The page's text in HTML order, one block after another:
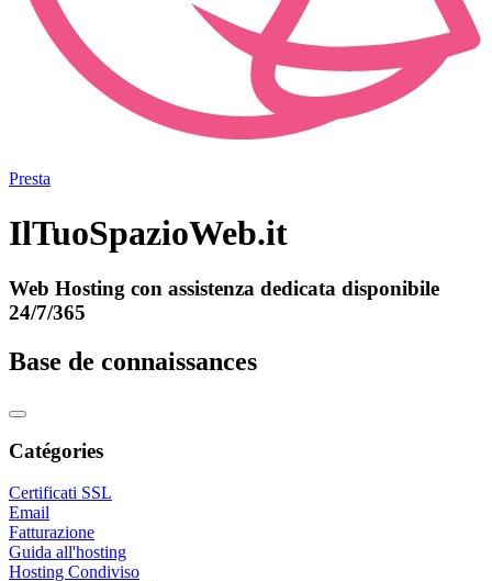
Presta
IlTuoSpazioWeb.it
Web Hosting con assistenza dedicata disponibile
24/7/365
Base de connaissances
Catégories
Certificati SSL
Email
Fatturazione
Guida all'hosting
Hosting Condiviso